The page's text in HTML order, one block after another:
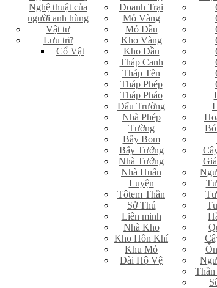
Nghệ thuật của
người anh hùng
Vật tư
Lưu trữ
Cổ Vật
Doanh Trại
Mỏ Vàng
Mỏ Dầu
Kho Vàng
Kho Dầu
Tháp Canh
Tháp Tên
Tháp Phép
Tháp Pháo
Đấu Trường
Nhà Phép
Tường
Bẫy Bom
Bẫy Tướng
Nhà Tướng
Nhà Huấn
Luyện
Tôtem Thần
Sở Thú
Liên minh
Nhà Kho
Kho Hồn Khí
Khu Mỏ
Đài Hộ Vệ